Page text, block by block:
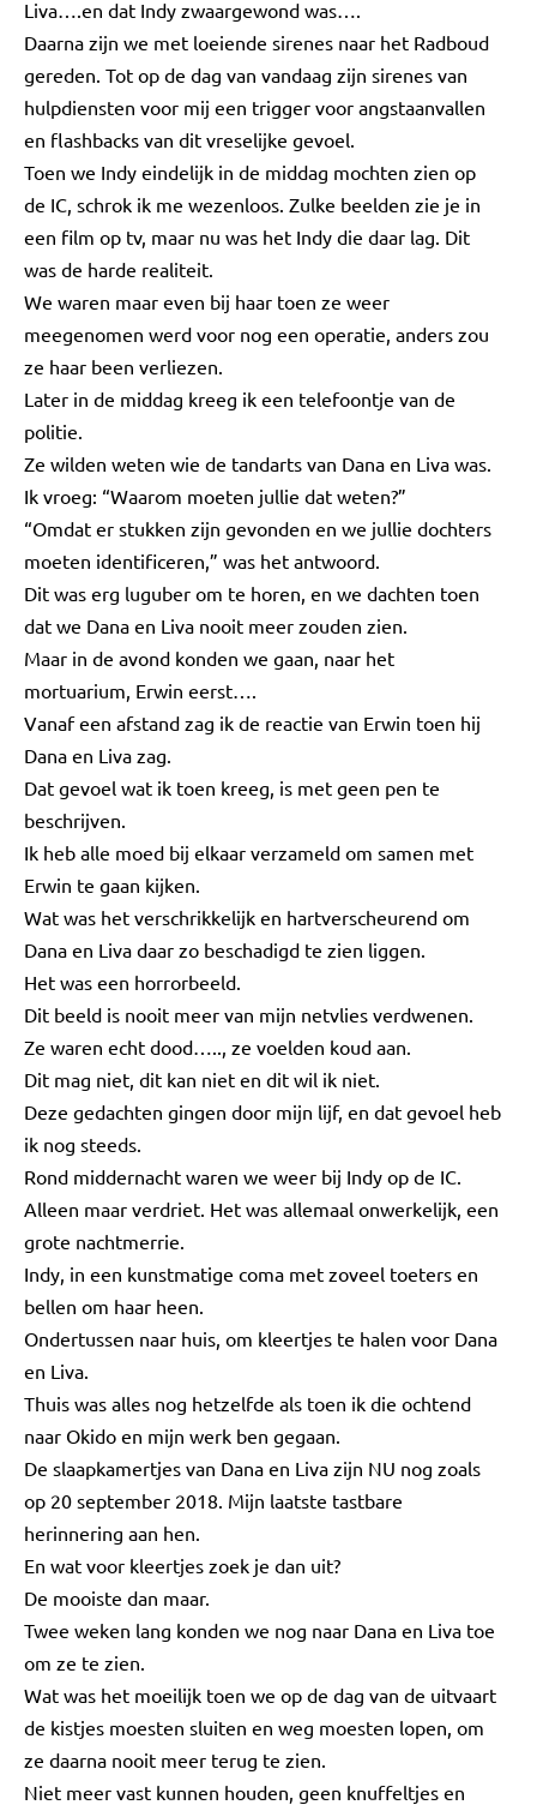
Liva….en dat Indy zwaargewond was….
Daarna zijn we met loeiende sirenes naar het Radboud
gereden. Tot op de dag van vandaag zijn sirenes van
hulpdiensten voor mij een trigger voor angstaanvallen
en flashbacks van dit vreselijke gevoel.
Toen we Indy eindelijk in de middag mochten zien op
de IC, schrok ik me wezenloos. Zulke beelden zie je in
een film op tv, maar nu was het Indy die daar lag. Dit
was de harde realiteit.
We waren maar even bij haar toen ze weer
meegenomen werd voor nog een operatie, anders zou
ze haar been verliezen.
Later in de middag kreeg ik een telefoontje van de
politie.
Ze wilden weten wie de tandarts van Dana en Liva was.
Ik vroeg: “Waarom moeten jullie dat weten?”
“Omdat er stukken zijn gevonden en we jullie dochters
moeten identificeren,” was het antwoord.
Dit was erg luguber om te horen, en we dachten toen
dat we Dana en Liva nooit meer zouden zien.
Maar in de avond konden we gaan, naar het
mortuarium, Erwin eerst….
Vanaf een afstand zag ik de reactie van Erwin toen hij
Dana en Liva zag.
Dat gevoel wat ik toen kreeg, is met geen pen te
beschrijven.
Ik heb alle moed bij elkaar verzameld om samen met
Erwin te gaan kijken.
Wat was het verschrikkelijk en hartverscheurend om
Dana en Liva daar zo beschadigd te zien liggen.
Het was een horrorbeeld.
Dit beeld is nooit meer van mijn netvlies verdwenen.
Ze waren echt dood….., ze voelden koud aan.
Dit mag niet, dit kan niet en dit wil ik niet.
Deze gedachten gingen door mijn lijf, en dat gevoel heb
ik nog steeds.
Rond middernacht waren we weer bij Indy op de IC.
Alleen maar verdriet. Het was allemaal onwerkelijk, een
grote nachtmerrie.
Indy, in een kunstmatige coma met zoveel toeters en
bellen om haar heen.
Ondertussen naar huis, om kleertjes te halen voor Dana
en Liva.
Thuis was alles nog hetzelfde als toen ik die ochtend
naar Okido en mijn werk ben gegaan.
De slaapkamertjes van Dana en Liva zijn NU nog zoals
op 20 september 2018. Mijn laatste tastbare
herinnering aan hen.
En wat voor kleertjes zoek je dan uit?
De mooiste dan maar.
Twee weken lang konden we nog naar Dana en Liva toe
om ze te zien.
Wat was het moeilijk toen we op de dag van de uitvaart
de kistjes moesten sluiten en weg moesten lopen, om
ze daarna nooit meer terug te zien.
Niet meer vast kunnen houden, geen knuffeltjes en